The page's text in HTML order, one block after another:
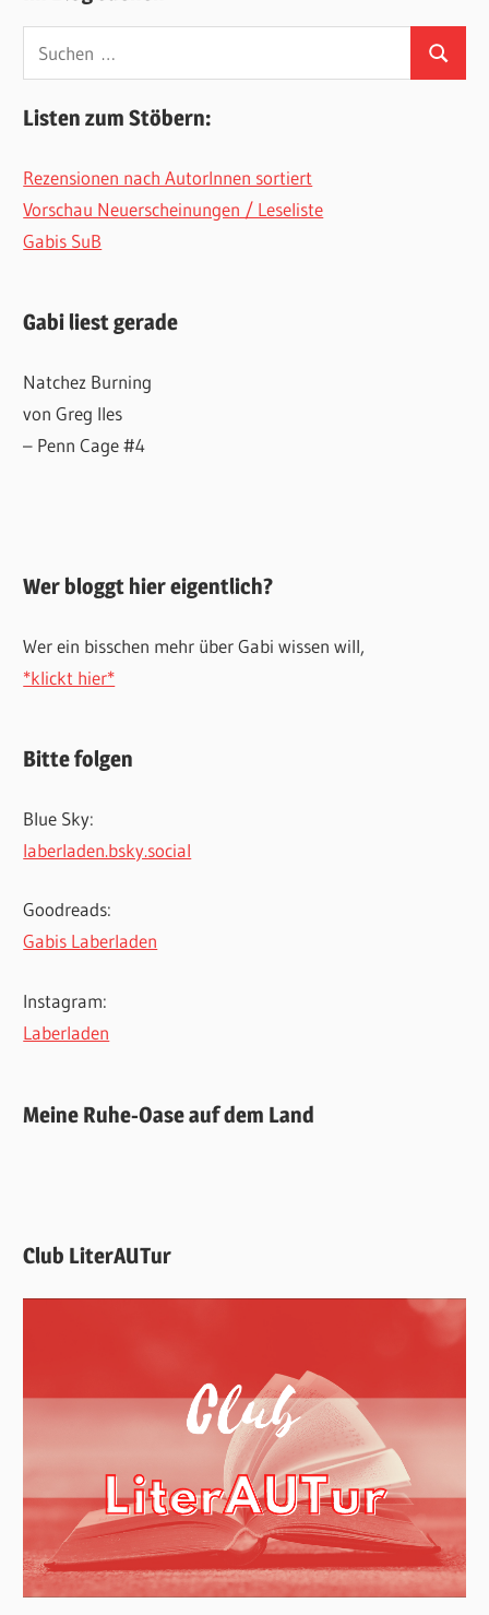
Suchen
nach:
Suchen
Listen zum Stöbern:
Rezensionen nach AutorInnen sortiert
Vorschau Neuerscheinungen / Leseliste
Gabis SuB
Gabi liest gerade
Natchez Burning
von Greg Iles
– Penn Cage #4
Wer bloggt hier eigentlich?
Wer ein bisschen mehr über Gabi wissen will,
*klickt hier*
Bitte folgen
Blue Sky:
laberladen.bsky.social
Goodreads:
Gabis Laberladen
Instagram:
Laberladen
Meine Ruhe-Oase auf dem Land
Club LiterAUTur